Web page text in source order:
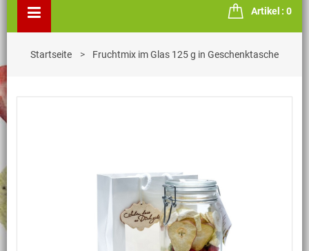
Artikel 0
Startseite Fruchtmix im Glas 125 g in Geschenktasche